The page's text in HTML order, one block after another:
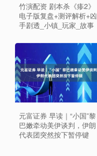
竹演配资 剧本杀《瘆2》
电子版复盘+测评解析+凶
手剧透_小镇_玩家_故事
元富证券 早读｜“小国”黎
巴嫩牵动美伊谈判，伊朗
代表团突然按下暂停键